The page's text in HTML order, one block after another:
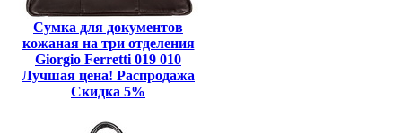
Сумка для документов
кожаная на три отделения
Giorgio Ferretti 019 010
Лучшая цена! Распродажа
Скидка 5%